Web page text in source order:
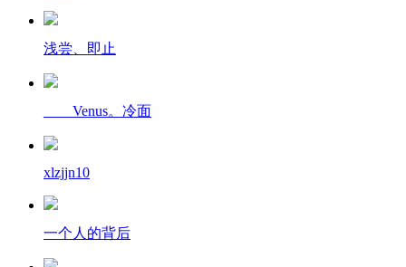
浅尝、即止
____Venus。冷面
xlzjjn10
一个人的背后